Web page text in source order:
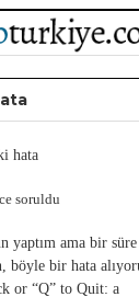
hata
soruldu
yaptım ama bir
bir hata
or “Q” to Quit: a